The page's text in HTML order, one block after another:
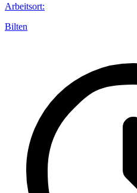
Arbeitsort:
Bilten